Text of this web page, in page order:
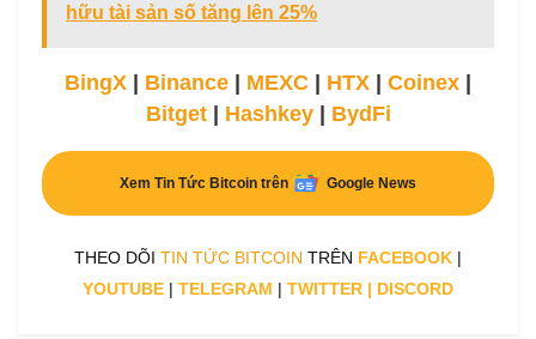
hữu tài sản số tăng lên 25%
BingX | Binance | MEXC | HTX | Coinex |
Bitget| Hashkey| BydFi
Xem Tin Tức Bitcoin trên Google News
THEO DÕI TIN TỨC BITCOIN TRÊN FACEBOOK |
YOUTUBE | TELEGRAM | TWITTER | DISCORD